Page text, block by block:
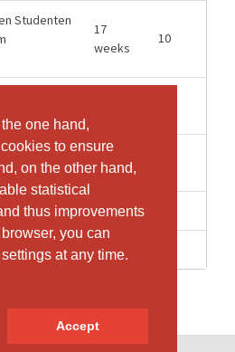
one hand,
to ensure
on the other hand,
statistical
thus improvements
you can
at any time.
Accept
one hand,
to ensure
on the other hand,
statistical
thus improvements
you can
at any time.
Accept
Studenten
17
weeks
10
56
weeks
1 Days
1 Days